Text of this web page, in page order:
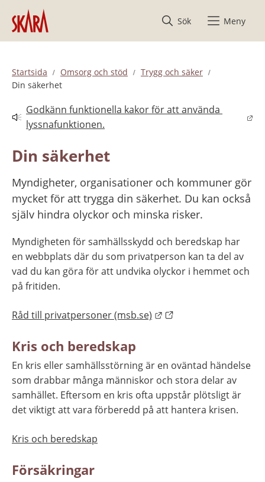
Hoppa till innehåll
Sök
Meny
Startsida Omsorg och stöd
Trygg och säker
Din säkerhet
Godkänn funktionella kakor för att använda
lyssnafunktionen.
Länk till annan webbplats.
Din säkerhet
Myndigheter, organisationer och kommuner gör
mycket för att trygga din säkerhet. Du kan också
själv hindra olyckor och minska risker.
Myndigheten för samhällsskydd och beredskap har
en webbplats där du som privatperson kan ta del av
vad du kan göra för att undvika olyckor i hemmet och
på fritiden.
Råd till privatpersoner (msb.se) Länk till annan
Kris och beredskap
En kris eller samhällsstörning är en oväntad händelse
som drabbar många människor och stora delar av
samhället. Eftersom en kris ofta uppstår plötsligt är
det viktigt att vara förberedd på att hantera krisen.
Kris och beredskap
Försäkringar